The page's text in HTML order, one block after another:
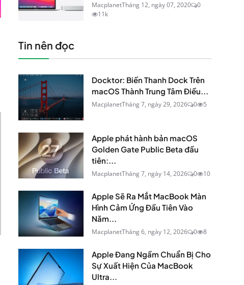
MacplanetTháng 12, ngày 07, 2020
0
11k
Tin nên đọc
Docktor: Biến Thanh Dock Trên
macOS Thành Trung Tâm Điều...
MacplanetTháng 7, ngày 29, 2026 0 5
Apple phát hành bản macOS
Golden Gate Public Beta đầu
tiên:...
MacplanetTháng 7, ngày 14, 2026 0 10
Apple Sẽ Ra Mắt MacBook Màn
Hình Cảm Ứng Đầu Tiên Vào
Năm...
MacplanetTháng 6, ngày 12, 2026 0 8
Apple Đang Ngầm Chuẩn Bị Cho
Sự Xuất Hiện Của MacBook
Ultra...